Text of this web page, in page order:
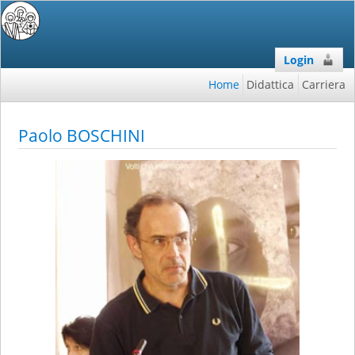
Login
Home Didattica Carriera
Paolo BOSCHINI